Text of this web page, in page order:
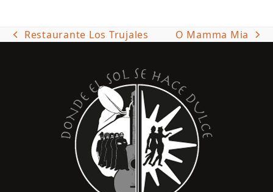
previous
Restaurante Los Trujales
next
O Mamma Mia